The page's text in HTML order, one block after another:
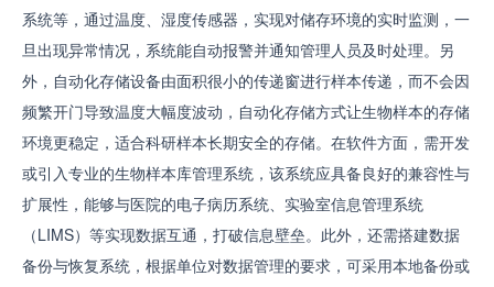
系统等，通过温度、湿度传感器，实现对储存环境的实时监测，一
旦出现异常情况，系统能自动报警并通知管理人员及时处理。另
外，自动化存储设备由面积很小的传递窗进行样本传递，而不会因
频繁开门导致温度大幅度波动，自动化存储方式让生物样本的存储
环境更稳定，适合科研样本长期安全的存储。在软件方面，需开发
或引入专业的生物样本库管理系统，该系统应具备良好的兼容性与
扩展性，能够与医院的电子病历系统、实验室信息管理系统
（LIMS）等实现数据互通，打破信息壁垒。此外，还需搭建数据
备份与恢复系统，根据单位对数据管理的要求，可采用本地备份或